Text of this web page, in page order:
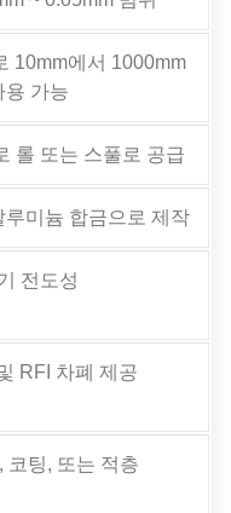
10mm에서 1000mm
용 가능
롤 또는 스풀로 공급
미늄 합금으로 제작
전도성
RFI 차폐 제공
코팅, 또는 적층